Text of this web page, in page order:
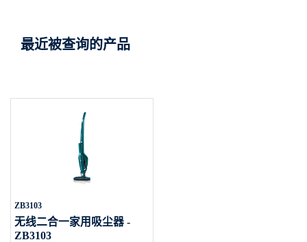
最近被查询的产品
ZB3103
无线二合一家用吸尘器 -
ZB3103